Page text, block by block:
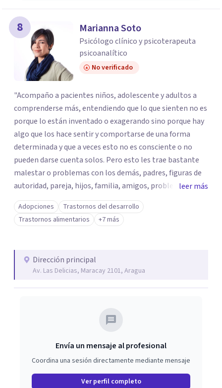
8 Marianna Soto
Psicólogo clínico y psicoterapeuta
psicoanalítico
No verificado
"Acompaño a pacientes niños, adolescente y adultos a
comprenderse más, entendiendo que lo que sienten no es
porque lo están inventado o exagerando sino porque hay
algo que los hace sentir y comportarse de una forma
determinada y que a veces esto no es consciente o no
pueden darse cuenta solos. Pero esto les trae bastante
malestar o problemas con los demás, padres, figuras de
autoridad, pareja, hijos, familia, amigos, problemas en el
trabajo o con los estudio o incluso verse afectada
severamente su salud física, sueño y/o alimentación. Así
como su grado de satisfaccion con la vida, su capacidad de
como perdidas materiales, emocionales o relacionales".
leer más
Adopciones
Trastornos del desarrollo
Trastornos alimentarios
+7 más
Dirección principal
Av. Las Delicias, Maracay 2101, Aragua
Envía un mensaje al profesional
Coordina una sesión directamente mediante mensaje
Ver perfil completo